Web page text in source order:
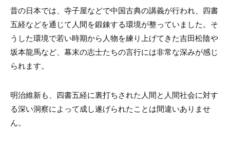
昔の日本では、寺子屋などで中国古典の講義が行われ、四書
五経などを通じて人間を鍛錬する環境が整っていました。そ
うした環境で若い時期から人物を練り上げてきた吉田松陰や
坂本龍馬など、幕末の志士たちの言行には非常な深みが感じ
られます。
明治維新も、四書五経に裏打ちされた人間と人間社会に対す
る深い洞察によって成し遂げられたことは間違いありませ
ん。